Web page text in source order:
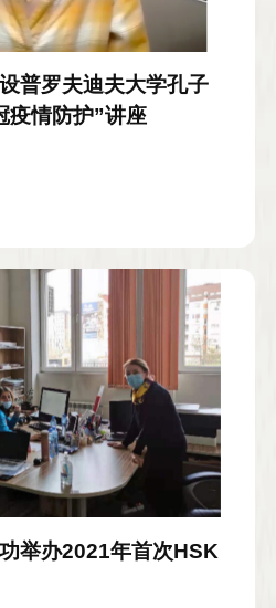
普罗夫迪夫大学孔子
疫情防护”讲座
举办2021年首次HSK